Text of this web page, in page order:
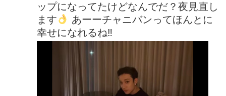
ップになってたけどなんでだ？夜見直し
ます
あーーチャニバンってほんとに
幸せになれるね‼︎